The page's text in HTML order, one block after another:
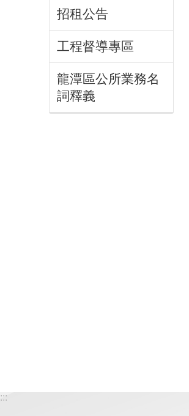
招租公告
工程督導專區
龍潭區公所業務名
詞釋義
:::